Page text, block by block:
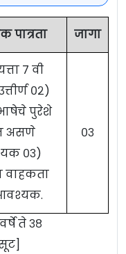
पात्रता जागा
७ वी
०२)
पुरेशे
असणे
०३)
वाहकता
०३
ते ३८